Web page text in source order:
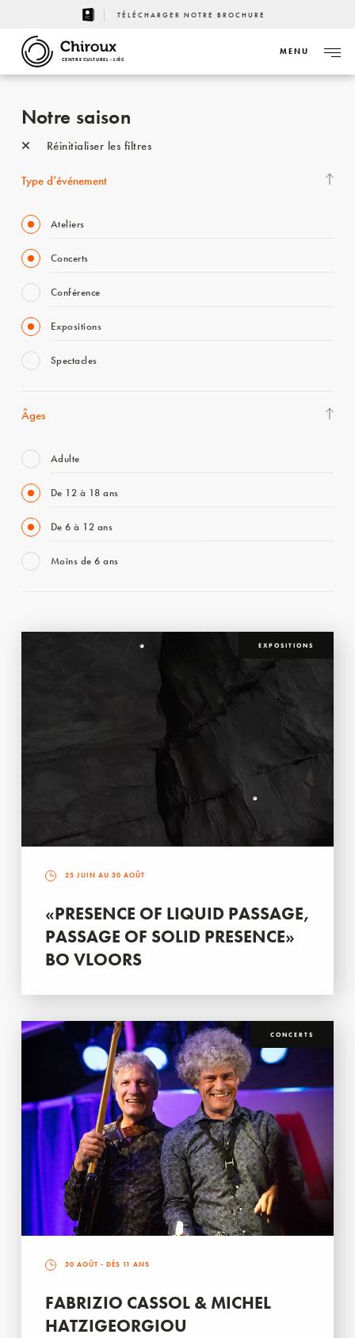
TÉLÉCHARGER NOTRE BROCHURE
CENTRE CULTUREL - LIÈGE
MENU
Notre saison
Réinitialiser les filtres
Type d’événement
Ateliers
Concerts
Conférence
Expositions
Spectacles
Âges
Adulte
De 12 à 18 ans
De 6 à 12 ans
Moins de 6 ans
EXPOSITIONS
25 JUIN AU 30 AOÛT
«PRESENCE OF LIQUID PASSAGE,
PASSAGE OF SOLID PRESENCE»
BO VLOORS
CONCERTS
30 AOÛT - DÈS 11 ANS
FABRIZIO CASSOL & MICHEL
HATZIGEORGIOU